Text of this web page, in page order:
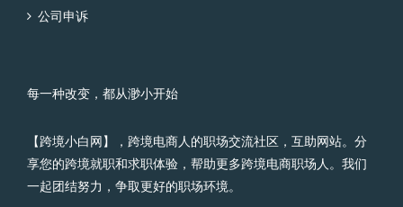
公司申诉
每一种改变，都从渺小开始
【跨境小白网】，跨境电商人的职场交流社区，互助网站。分
享您的跨境就职和求职体验，帮助更多跨境电商职场人。我们
一起团结努力，争取更好的职场环境。